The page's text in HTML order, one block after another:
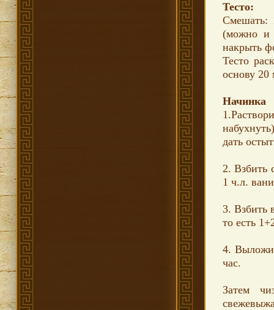
Тесто:
Смешать:
(можно и
накрыть
Тесто
основу 20
Начинка
дать
2. Взбить
1 ч.л.
3. Взбить
то есть
4.
час.
Затем